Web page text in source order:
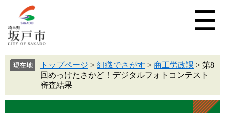
トップページ > 組織でさがす > 商工労政課 > 第8
回めっけたさかど！デジタルフォトコンテスト
審査結果